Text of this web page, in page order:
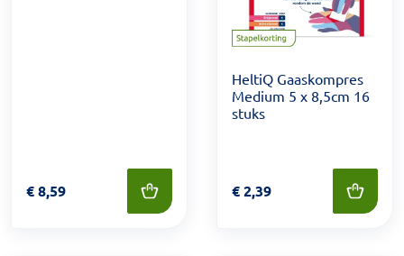
Prijs: € 8,59
€8,59
HeltiQ Gaaskompres
Medium 5 x 8,5cm 16
stuks
Prijs: € 2,39
€2,39